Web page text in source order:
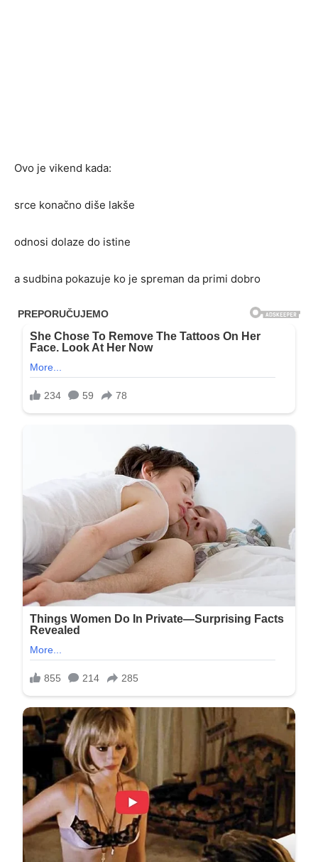
Ovo je vikend kada:
srce konačno diše lakše
odnosi dolaze do istine
a sudbina pokazuje ko je spreman da primi dobro